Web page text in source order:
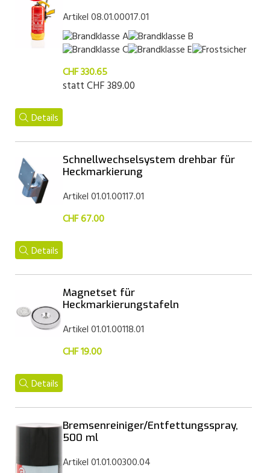
Artikel 08.01.00017.01
CHF 330.65
stattCHF 389.00
Details
Schnellwechselsystem drehbar für
Heckmarkierung
Artikel 01.01.00117.01
CHF 67.00
Details
Magnetset für
Heckmarkierungstafeln
Artikel 01.01.00118.01
CHF 19.00
Details
Bremsenreiniger/Entfettungsspray,
500 ml
Artikel 01.01.00300.04